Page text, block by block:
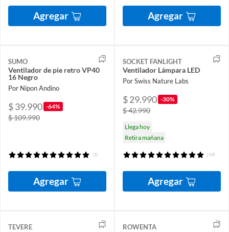
Agregar Agregar
SUMO
Ventilador de pie retro VP40
16 Negro
Por Nipon Andino
$ 39.990 -64%
$ 109.990
(1)
Agregar
SOCKET FANLIGHT
Ventilador Lámpara LED
Por Swiss Nature Labs
$ 29.990 -30%
$ 42.990
Llega hoy
Retira mañana
(14)
Agregar
TEVERE ROWENTA